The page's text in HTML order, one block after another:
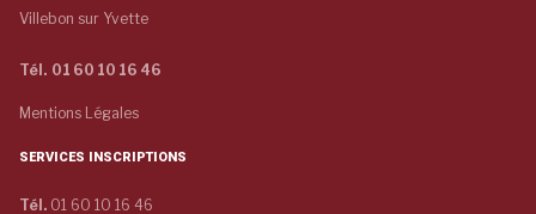
Villebon sur Yvette
Tél. 01 60 10 16 46
Mentions Légales
SERVICES INSCRIPTIONS
Tél. 01 60 10 16 46